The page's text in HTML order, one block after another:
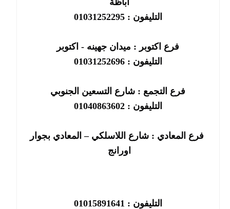
التليفون : 01031252295
فرع اكتوبر : ميدان جهينه - اكتوبر
التليفون : 01031252696
فرع التجمع : شارع التسعين الجنوبي
التليفون : 01040863602
فرع المعادي : شارع اللاسلكي – المعادي بجوار
اورانج
التليفون : 01015891641